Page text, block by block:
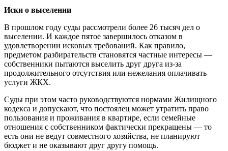
Иски о выселении
В прошлом году суды рассмотрели более 26 тысяч дел о
выселении. И каждое пятое завершилось отказом в
удовлетворении исковых требований. Как правило,
предметом разбирательств становятся частные интересы —
собственники пытаются выселить друг друга из-за
продолжительного отсутствия или нежелания оплачивать
услуги ЖКХ.
Суды при этом часто руководствуются нормами Жилищного
кодекса и допускают, что постоялец может утратить право
пользования и проживания в квартире, если семейные
отношения с собственником фактически прекращены — то
есть они не ведут совместного хозяйства, не планируют
бюджет и не оказывают друг другу помощь.